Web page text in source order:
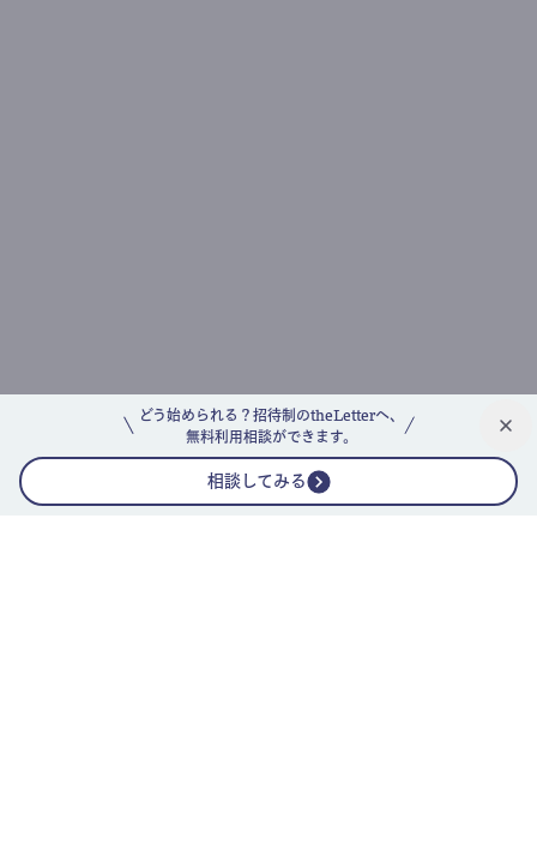
どう始められる？招待制のtheLetterへ、
無料利用相談ができます。
相談してみる